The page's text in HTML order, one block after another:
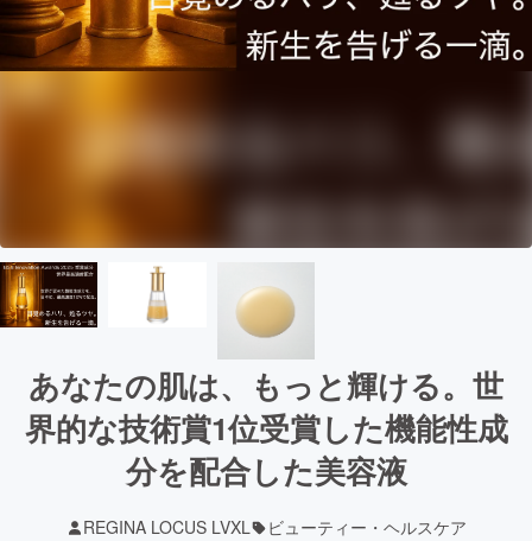
あなたの肌は、もっと輝ける。世
界的な技術賞1位受賞した機能性成
分を配合した美容液
REGINA LOCUS LVXL ビューティー・ヘルスケア